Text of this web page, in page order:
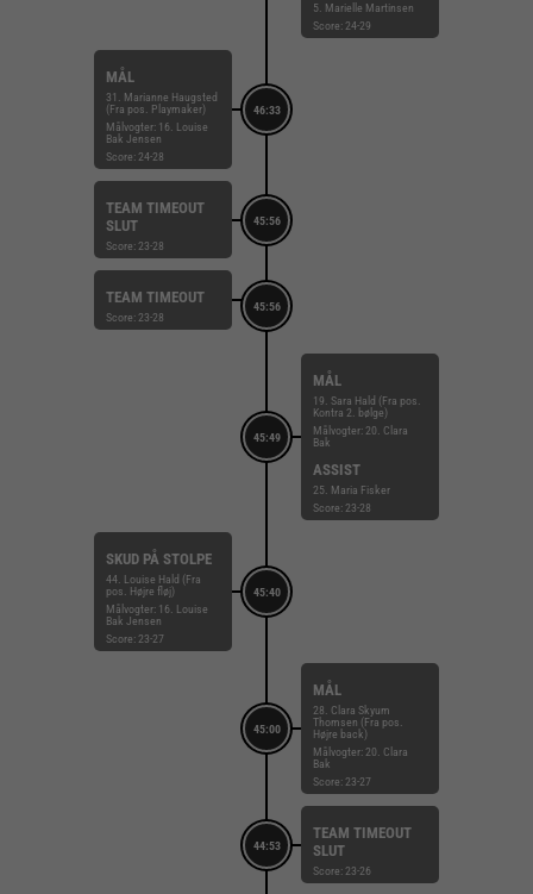
5. Marielle Martinsen
Score: 24-29
46:33
MÅL
31. Marianne Haugsted
(Fra pos. Playmaker)
Målvogter: 16. Louise
Bak Jensen
Score: 24-28
45:56
TEAM TIMEOUT
SLUT
Score: 23-28
45:56
TEAM TIMEOUT
Score: 23-28
45:49
MÅL
19. Sara Hald (Fra pos.
Kontra 2. bølge)
Målvogter: 20. Clara
Bak
ASSIST
25. Maria Fisker
Score: 23-28
45:40
SKUD PÅ STOLPE
44. Louise Hald (Fra
pos. Højre fløj)
Målvogter: 16. Louise
Bak Jensen
Score: 23-27
45:00
MÅL
28. Clara Skyum
Thomsen (Fra pos.
Højre back)
Målvogter: 20. Clara
Bak
Score: 23-27
44:53
TEAM TIMEOUT
SLUT
Score: 23-26